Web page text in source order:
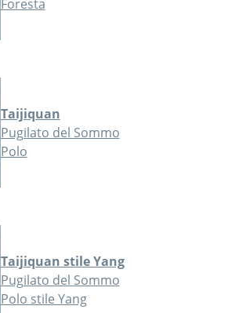
Foresta
Taijiquan
Pugilato del Sommo
Polo
Taijiquan stile Yang
Pugilato del Sommo
Polo stile Yang